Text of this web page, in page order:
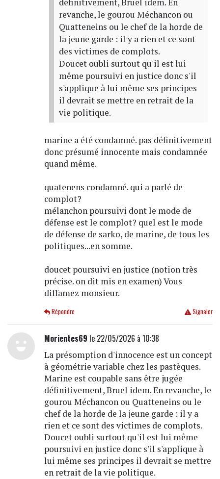
définitivement, Bruel idem. En
revanche, le gourou Méchancon ou
Quatteneins ou le chef de la horde de
la jeune garde : il y a rien et ce sont
des victimes de complots.
Doucet oubli surtout qu'il est lui
même poursuivi en justice donc s'il
s'applique à lui même ses principes
il devrait se mettre en retrait de la
vie politique.
marine a été condamné. pas définitivement
donc présumé innocente mais condamnée
quand même.
quatenens condamné. qui a parlé de
complot?
mélanchon poursuivi dont le mode de
défense est le complot? quel est le mode
de défense de sarko, de marine, de tous les
politiques...en somme.
doucet poursuivi en justice (notion très
précise. on dit mis en examen) Vous
diffamez monsieur.
Signaler
Répondre
Morientes69 le 22/05/2026 à 10:38
La présomption d'innocence est un concept
à géométrie variable chez les pastèques.
Marine est coupable sans être jugée
définitivement, Bruel idem. En revanche, le
gourou Méchancon ou Quatteneins ou le
chef de la horde de la jeune garde : il y a
rien et ce sont des victimes de complots.
Doucet oubli surtout qu'il est lui même
poursuivi en justice donc s'il s'applique à
lui même ses principes il devrait se mettre
en retrait de la vie politique.